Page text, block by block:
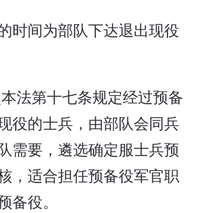
时间为部队下达退出现役
法第十七条规定经过预备
役的士兵，由部队会同兵
需要，遴选确定服士兵预
，适合担任预备役军官职
备役。